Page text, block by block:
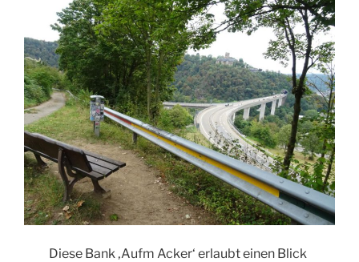
Diese Bank ‚Aufm Acker‘ erlaubt einen Blick